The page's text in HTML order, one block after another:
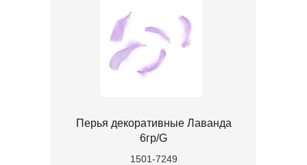
Перья декоративные Лаванда
6гр/G
1501-7249